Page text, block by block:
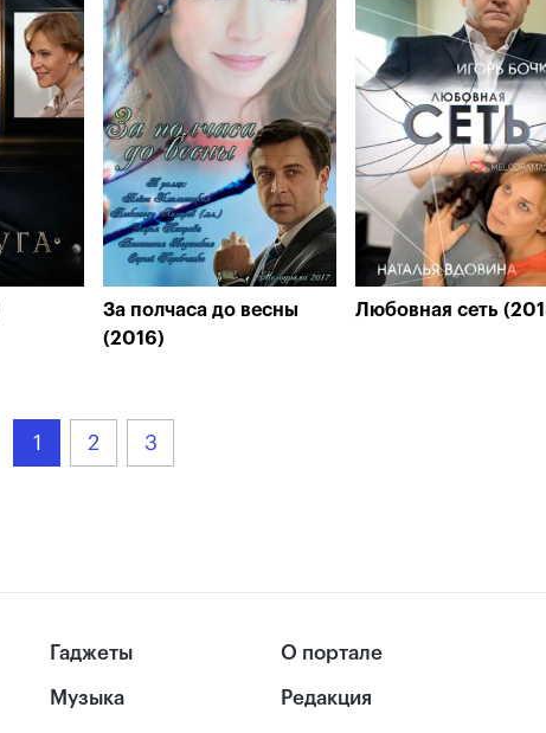
За полчаса до весны
(2016)
Любовная сеть
1 2 3
Гаджеты
Музыка
О портале
Редакция